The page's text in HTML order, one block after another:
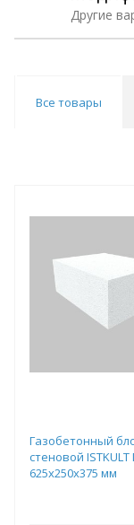
Другие
Все товары
Газобетонный
стеновой ISTKULT
625х250х375 мм